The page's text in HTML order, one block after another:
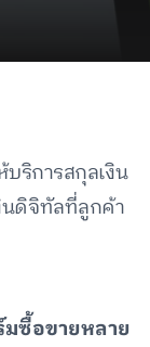
ริการสกุลเงิน
นดิจิทัลที่ลูกค้า
ซื้อขายหลาย